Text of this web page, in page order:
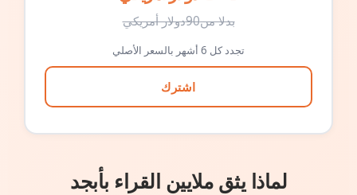
بدلا من90دولار أمريكي
تجدد كل 6 أشهر بالسعر الأصلي
اشترك
لماذا يثق ملايين القراء بأبجد